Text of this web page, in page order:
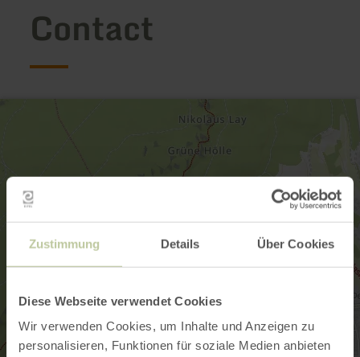
Zustimmung Details Über Cookies
Diese Webseite verwendet Cookies
Wir verwenden Cookies, um Inhalte und Anzeigen zu
personalisieren, Funktionen für soziale Medien anbieten
Contact